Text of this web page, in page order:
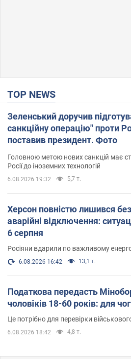
TOP NEWS
Зеленський доручив
санкційну операцію" проти
поставив президент. Фото
Головною метою нових санкцій має
Росії до іноземних технологій
6.08.2026 19:32 5,7 т.
Херсон повністю лишився без
аварійні відключення:
6 серпня
Росіяни вдарили по важливому
6.08.2026 16:42 13,1 т.
Податкова передасть
чоловіків 18-60 років: для
Це потрібно для перевірки
6.08.2026 18:42 4,8 т.